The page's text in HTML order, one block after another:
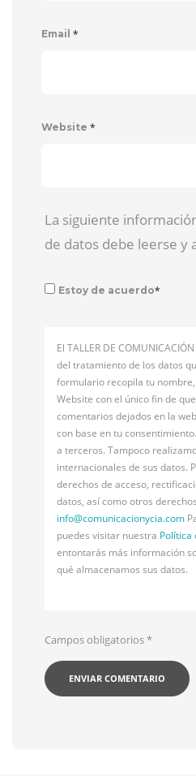
Email *
Website *
La siguiente
de datos debe leerse y
Estoy de acuerdo*
El TALLER DE
del tratamiento de los datos
formulario recopila tu
Website con el único fin de
comentarios dejados en la
con base en tu
a terceros. Tampoco
internacionales de sus datos.
derechos de acceso,
datos, así como otros
info@comunicacionycia.com
puedes visitar nuestra Política
entontarás más información
qué almacenamos sus datos.
Campos obligatorios*